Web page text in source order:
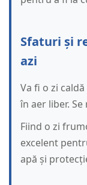
Sfaturi și
azi
Va fi o zi
în aer liber.
Fiind o zi
excelent
apă și